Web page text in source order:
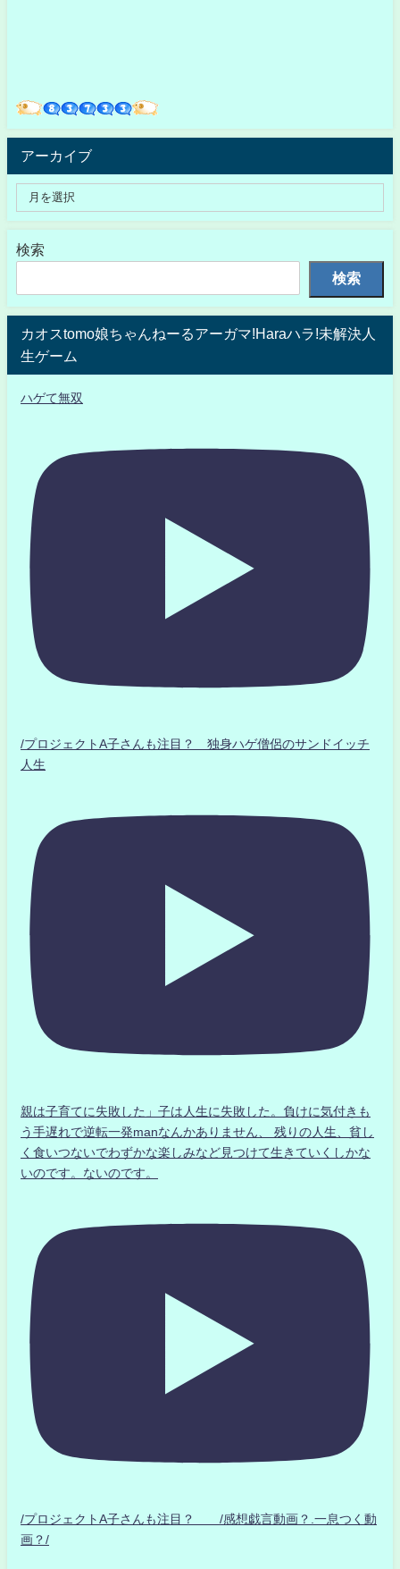
アーカイブ
検索
検索
カオスtomo娘ちゃんねーるアーガマ!Haraハラ!未解決人
生ゲーム
ハゲて無双
/プロジェクトA子さんも注目？ 独身ハゲ僧侶のサンドイッチ
人生
親は子育てに失敗した」子は人生に失敗した。負けに気付きも
う手遅れで逆転一発manなんかありません、 残りの人生、貧し
く食いつないでわずかな楽しみなど見つけて生きていくしかな
いのです。ないのです。
/プロジェクトA子さんも注目？ /感想戯言動画？.一息つく動
画？/